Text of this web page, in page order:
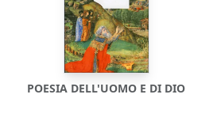
POESIA DELL'UOMO E DI DIO